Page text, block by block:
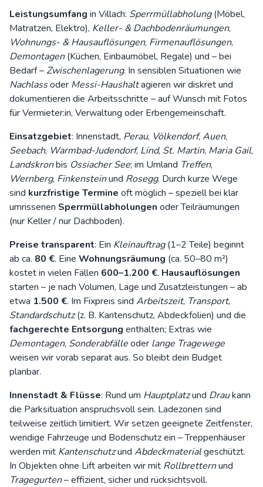
Leistungsumfang in Villach: Sperrmüllabholung(Möbel,
Matratzen, Elektro), Keller- & Dachbodenräumungen,
Wohnungs- & Hausauflösungen, Firmenauflösungen,
Demontagen(Küchen, Einbaumöbel, Regale) und – bei
Bedarf – Zwischenlagerung. In sensiblen Situationen wie
Nachlassoder Messi-Haushaltagieren wir diskret und
dokumentieren die Arbeitsschritte – auf Wunsch mit Fotos
für Vermieter:in, Verwaltung oder Erbengemeinschaft.
Einsatzgebiet: Innenstadt, Perau, Völkendorf,Auen,
Seebach, Warmbad-Judendorf,Lind, St. Martin, Maria Gail,
Landskronbis Ossiacher See; im Umland Treffen,
Wernberg, Finkensteinund Rosegg. Durch kurze Wege
sind kurzfristige Termine oft möglich – speziell bei klar
umrissenen Sperrmüllabholungen oder Teilräumungen
(nur Keller / nur Dachboden).
Preise transparent: Ein Kleinauftrag(1–2 Teile) beginnt
ab ca. 80 €. Eine Wohnungsräumung (ca. 50–80 m²)
kostet in vielen Fällen 600–1.200 €. Hausauflösungen
starten – je nach Volumen, Lage und Zusatzleistungen – ab
etwa 1.500 €. Im Fixpreis sind Arbeitszeit, Transport,
Standardschutz(z. B. Kantenschutz, Abdeckfolien) und die
fachgerechte Entsorgung enthalten; Extras wie
Demontagen, Sonderabfälleoder lange Tragewege
weisen wir vorab separat aus. So bleibt dein Budget
planbar.
Innenstadt & Flüsse: Rund um Hauptplatzund Draukann
die Parksituation anspruchsvoll sein. Ladezonen sind
teilweise zeitlich limitiert. Wir setzen geeignete Zeitfenster,
wendige Fahrzeuge und Bodenschutz ein – Treppenhäuser
werden mit Kantenschutzund Abdeckmaterialgeschützt.
In Objekten ohne Lift arbeiten wir mit Rollbretternund
Tragegurten– effizient, sicher und rücksichts­voll.